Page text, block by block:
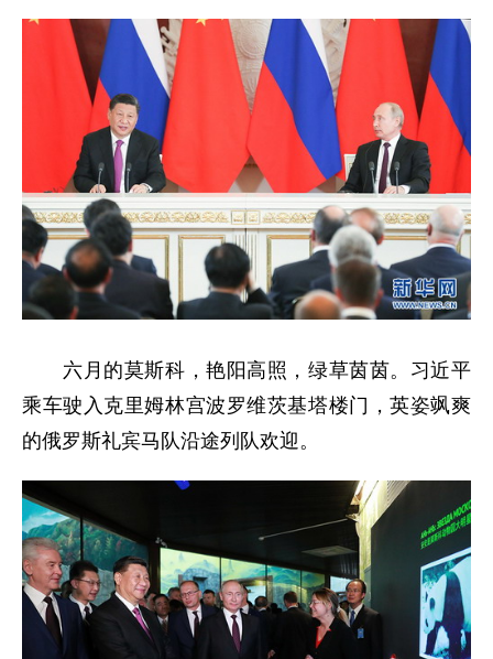
六月的莫斯科，艳阳高照，绿草茵茵。习近平
乘车驶入克里姆林宫波罗维茨基塔楼门，英姿飒爽
的俄罗斯礼宾马队沿途列队欢迎。